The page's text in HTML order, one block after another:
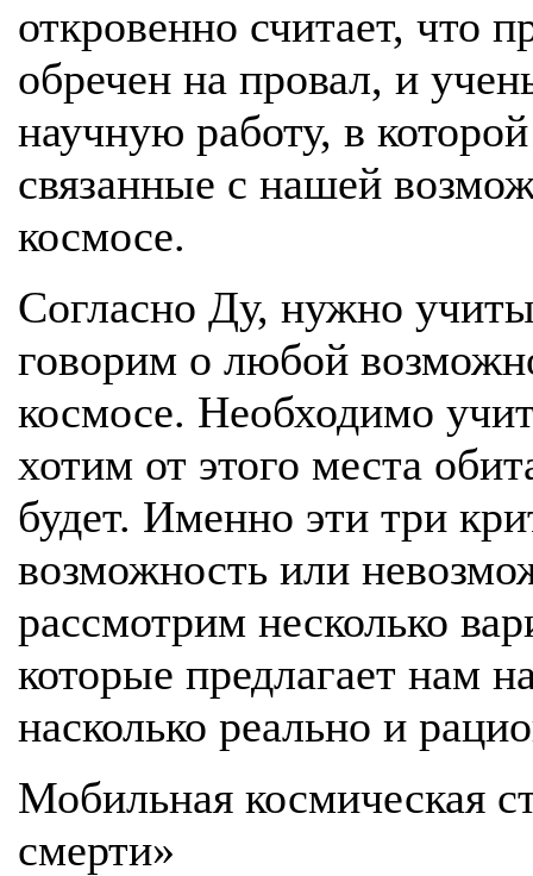
откровенно считает, что
обречен на провал, и
научную работу, в
связанные с нашей
космосе.
Согласно Ду, нужно
говорим о любой
космосе. Необходимо
хотим от этого места
будет. Именно эти три
возможность или
рассмотрим несколько
которые предлагает нам
насколько реально и
Мобильная космическая
смерти»